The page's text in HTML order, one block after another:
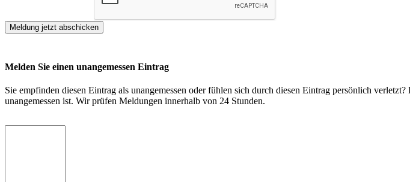
Melden Sie einen unangemessen Eintrag
Sie empfinden diesen Eintrag als unangemessen oder fühlen sich durch diesen Eintrag persönlich
unangemessen ist. Wir prüfen Meldungen innerhalb von 24 Stunden.